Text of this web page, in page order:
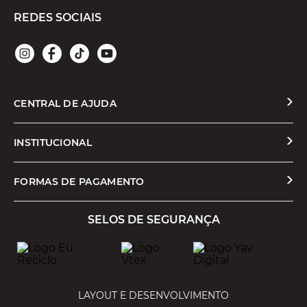
REDES SOCIAIS
CENTRAL DE AJUDA
Solicitar Troca ou Devolução
Formas de Pagamento
Cashback
INSTITUCIONAL
Quem Somos
Trabalhe Conosco
Política de Privacidade
FORMAS DE PAGAMENTO
SELOS DE SEGURANÇA
LAYOUT E DESENVOLVIMENTO